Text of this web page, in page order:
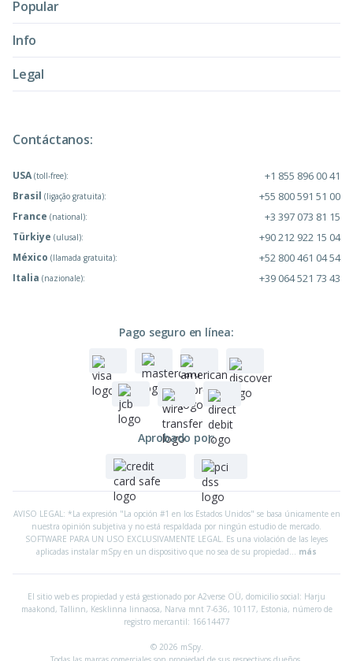
Popular
Info
Legal
Contáctanos:
USA (toll-free): +1 855 896 00 41
Brasil (ligação gratuita): +55 800 591 51 00
France (national): +3 397 073 81 15
Türkiye (ulusal): +90 212 922 15 04
México (llamada gratuita): +52 800 461 04 54
Italia (nazionale): +39 064 521 73 43
Pago seguro en línea:
Aprobado por:
AVISO LEGAL: *La expresión "La opción #1 en los Estados Unidos" se basa únicamente en
nuestra opinión subjetiva y no está respaldada por ningún estudio de mercado.
SOFTWARE PARA UN USO EXCLUSIVAMENTE LEGAL. Es una violación de las leyes
aplicadas instalar mSpy en un dispositivo que no sea de su propiedad... más
El sitio web es propiedad y está gestionado por A2verse OÜ, domicilio social: Harju
maakond, Tallinn, Kesklinna linnaosa, Narva mnt 7-636, 10117, Estonia, número de
registro mercantil: 16614477
© 2026 mSpy.